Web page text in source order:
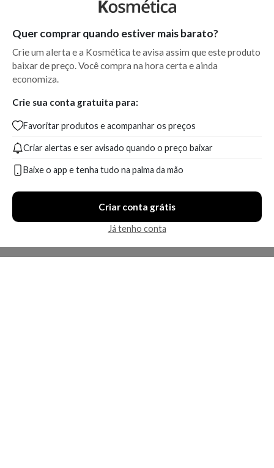
Quer comprar quando estiver mais barato?
Crie um alerta e a Kosmética te avisa assim que este produto
baixar de preço. Você compra na hora certa e ainda
economiza.
Crie sua conta gratuita para:
Favoritar produtos e acompanhar os preços
Criar alertas e ser avisado quando o preço baixar
Baixe o app e tenha tudo na palma da mão
Criar conta grátis
Já tenho conta